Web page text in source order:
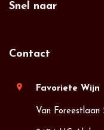
Snel naar
Contact
location_on Favoriete Wijn
Van Foreestlaan